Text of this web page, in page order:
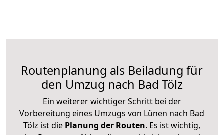
Routenplanung als Beiladung für
den Umzug nach Bad Tölz
Ein weiterer wichtiger Schritt bei der
Vorbereitung eines Umzugs von Lünen nach Bad
Tölz ist die Planung der Routen. Es ist wichtig,